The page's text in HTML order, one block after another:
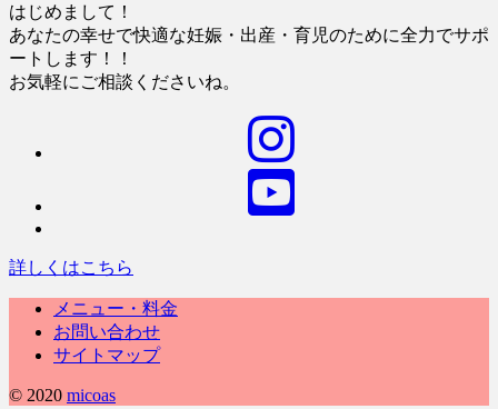
はじめまして！
あなたの幸せで快適な妊娠・出産・育児のために全力でサポ
ートします！！
お気軽にご相談くださいね。
詳しくはこちら
メニュー・料金
お問い合わせ
サイトマップ
© 2020 micoas